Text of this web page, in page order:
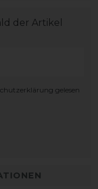
der Artikel
gelesen